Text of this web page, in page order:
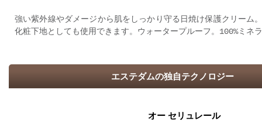
強い紫外線やダメージから肌をしっかり守る日焼け保護クリーム
化粧下地としても使用できます。ウォータープルーフ。100%ミ
エステダムの独自テクノロジー
オー セリュレール